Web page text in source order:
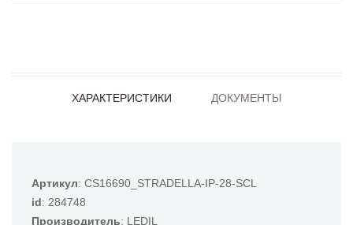
ХАРАКТЕРИСТИКИ ДОКУМЕНТЫ
Артикул: CS16690_STRADELLA-IP-28-SCL
id: 284748
Производитель: LEDIL